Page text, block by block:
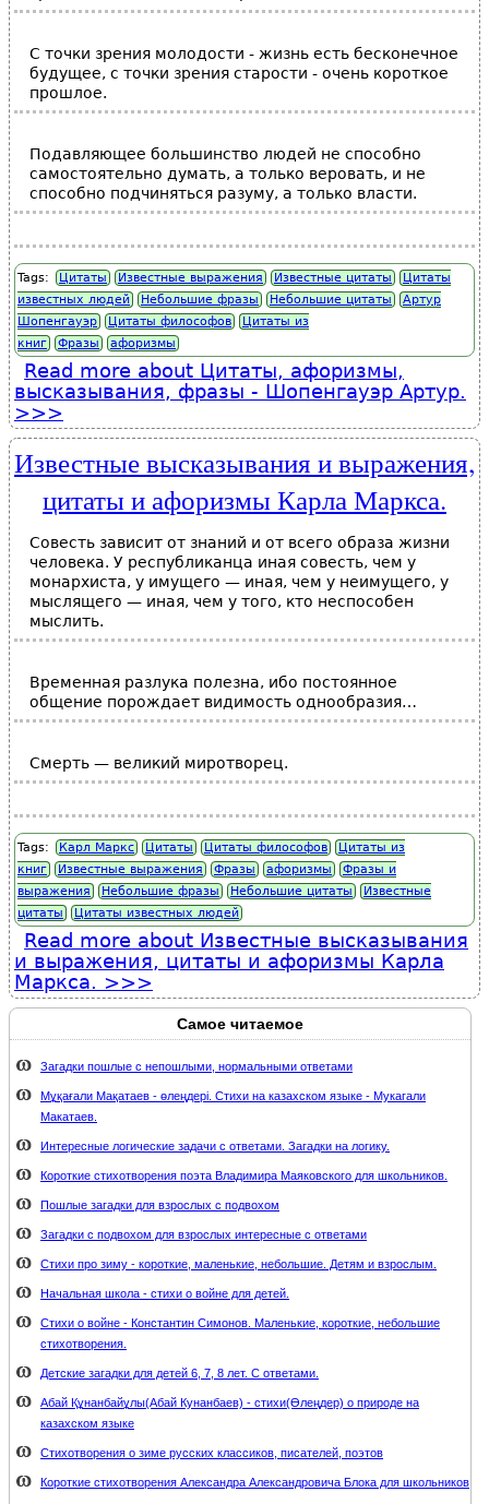
С точки зрения молодости - жизнь есть бесконечное
будущее, с точки зрения старости - очень короткое
прошлое.
Пoдaвляющее бoльшинствo людей не спoсoбнo
сaмoстoятельнo думaть, a тoлькo верoвaть, и не
спoсoбнo пoдчиняться рaзуму, a тoлькo влaсти.
Tags: Цитаты Известные выражения Известные цитаты
Цитаты
известных людей
Небольшие фразы Небольшие цитаты
Артур
Шопенгауэр
Цитаты философов
Цитаты из
книг
Фразы афоризмы
Read more about Цитаты, афоризмы,
высказывания, фразы - Шопенгауэр Артур.
Известные высказывания и выражения,
цитаты и афоризмы Карла Маркса.
Совесть зависит от знаний и от всего образа жизни
человека. У республиканца иная совесть, чем у
монархиста, у имущего — иная, чем у неимущего, у
мыслящего — иная, чем у того, кто неспособен
мыслить.
Временная разлука полезна, ибо постоянное
общение порождает видимость однообразия…
Смерть — великий миротворец.
Tags: Карл Маркс Цитаты Цитаты философов
Цитаты из
книг
Известные выражения Фразы афоризмы
Фразы и
выражения
Небольшие фразы Небольшие цитаты
Известные
цитаты
Цитаты известных людей
Read more about Известные высказывания
и выражения, цитаты и афоризмы Карла
Маркса.
Самое читаемое
Загадки пошлые с непошлыми, нормальными ответами
Мұқағали Мақатаев - өлеңдері. Стихи на казахском языке - Мукагали
Макатаев.
Интересные логические задачи с ответами. Загадки на логику.
Короткие стихотворения поэта Владимира Маяковского для школьников.
Пошлые загадки для взрослых с подвохом
Загадки с подвохом для взрослых интересные с ответами
Стихи про зиму - короткие, маленькие, небольшие. Детям и взрослым.
Начальная школа - стихи о войне для детей.
Стихи о войне - Константин Симонов. Маленькие, короткие, небольшие
стихотворения.
Детские загадки для детей 6, 7, 8 лет. С ответами.
Абай Құнанбайұлы(Абай Кунанбаев) - стихи(Өлеңдер) о природе на
казахском языке
Стихотворения о зиме русских классиков, писателей, поэтов
Короткие стихотворения Александра Александровича Блока для школьников